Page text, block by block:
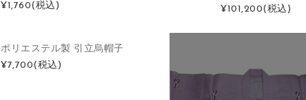
¥101,200(税込)
¥1,760(税込)
ポリエステル製 引立烏帽子
¥7,700(税込)